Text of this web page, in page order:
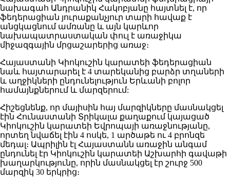
նախագահ Անդրանիկ Հակոբյանը հայտնել է, որ
ֆեդերացիան յուրաքանչյուր տարի հավաք է
անցկացնում ամռանը և այն կարևոր
նախապատրաստական փուլ է առաջիկա
միջազգային մրցաշարերից առաջ։
Հայաստանի Կիոկուշին կարատեի ֆեդերացիան
նաև հայտարարել է 4 տարեկանից բարձր տղաների
և աղջիկների ընդունելություն Երևանի բոլոր
համայնքներում և մարզերում:
Հիշեցնենք, որ մայիսին հայ մարզիկները մասնակցել
էին Հունաստանի Տրիկալա քաղաքում կայացած
Կիոկուշին կարատեի Եվրոպայի առաջնությանը,
որտեղ նվաճել էին 4 ոսկե, 1 արծաթե ու 4 բրոնզե
մեդալ։ Ապրիլին էլ Հայաստանն առաջին անգամ
ընդունել էր Կիոկուշին կարատեի Աշխարհի գավաթի
խաղարկությունը, որին մասնակցել էր շուրջ 500
մարզիկ 30 երկրից։